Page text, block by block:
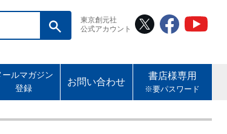
東京創元社
公式アカウント
ールマガジン
登録
お問い合わせ
書店様専用
※要パスワード